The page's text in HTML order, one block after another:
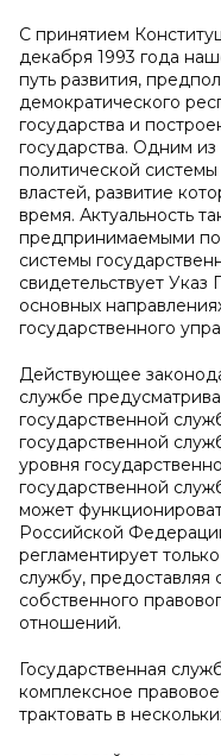
С принятием
декабря 1993 года
путь развития,
демократического
государства и
государства. Одним
политической
властей, развитие
время. Актуальность
предпринимаемыми
системы
свидетельствует
основных
государственного
Действующее
службе
государственной
государственной
уровня
государственной
может
Российской
регламентирует
службу,
собственного
отношений.
Государственная
комплексное
трактовать в